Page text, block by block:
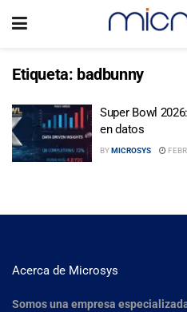
Etiqueta: badbunny
Super Bowl
en datos
BYMICROSYS
Acerca de Microsys
Somos una empresa